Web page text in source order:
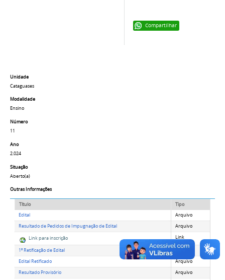
Compartilhar
Unidade
Cataguases
Modalidade
Ensino
Número
11
Ano
2.024
Situação
Aberto(a)
Outras Informações
Título
Tipo
Edital
Arquivo
Resultado de Pedidos de Impugnação de Edital
Arquivo
Link para inscrição
Link
1ª Retificação de Edital
Arquivo
Edital Retificado
Arquivo
Resultado Provisório
Arquivo